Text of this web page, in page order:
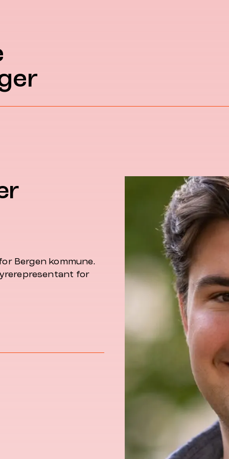
Bergen kommune.
for